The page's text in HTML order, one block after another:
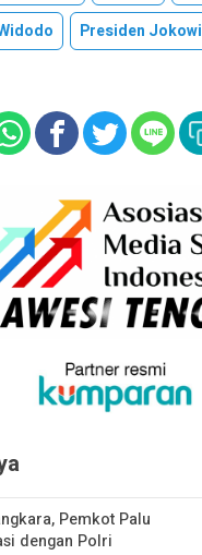
Presiden Jokowi
Pemkot Palu
dengan Polri